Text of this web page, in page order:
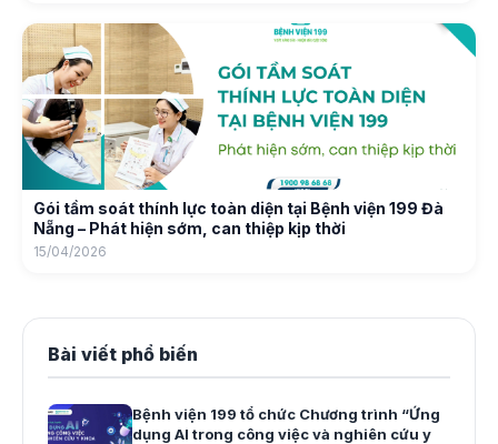
Gói tầm soát thính lực toàn diện tại Bệnh viện 199 Đà
Nẵng – Phát hiện sớm, can thiệp kịp thời
15/04/2026
Bài viết phổ biến
Bệnh viện 199 tổ chức Chương trình “Ứng
dụng AI trong công việc và nghiên cứu y